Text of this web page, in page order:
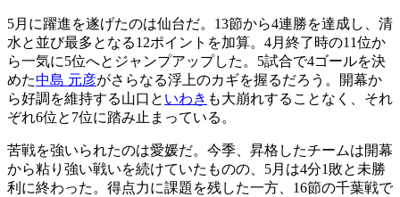
5月に躍進を遂げたのは仙台だ。13節から4連勝を達成し、清
水と並び最多となる12ポイントを加算。4月終了時の11位か
ら一気に5位へとジャンプアップした。5試合で4ゴールを決
めた中島 元彦がさらなる浮上のカギを握るだろう。開幕か
ら好調を維持する山口と いわき も大崩れすることなく、それ
ぞれ6位と7位に踏み止まっている。
苦戦を強いられたのは愛媛だ。今季、昇格したチームは開幕
から粘り強い戦いを続けていたものの、5月は4分1敗と未勝
利に終わった。得点力に課題を残した一方、16節の千葉戦で